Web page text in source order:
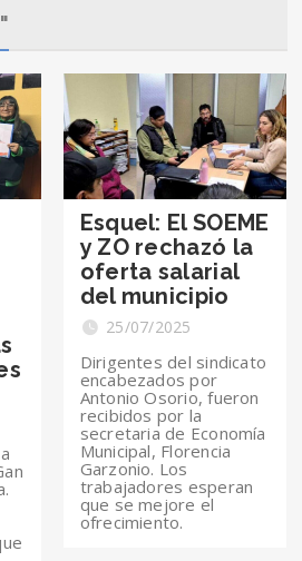
Esquel: El SOEME
y ZO rechazó la
oferta salarial
del municipio
25/07/2025
Dirigentes del sindicato
encabezados por
Antonio Osorio, fueron
recibidos por la
secretaria de Economía
Municipal, Florencia
Garzonio. Los
trabajadores esperan
que se mejore el
ofrecimiento.